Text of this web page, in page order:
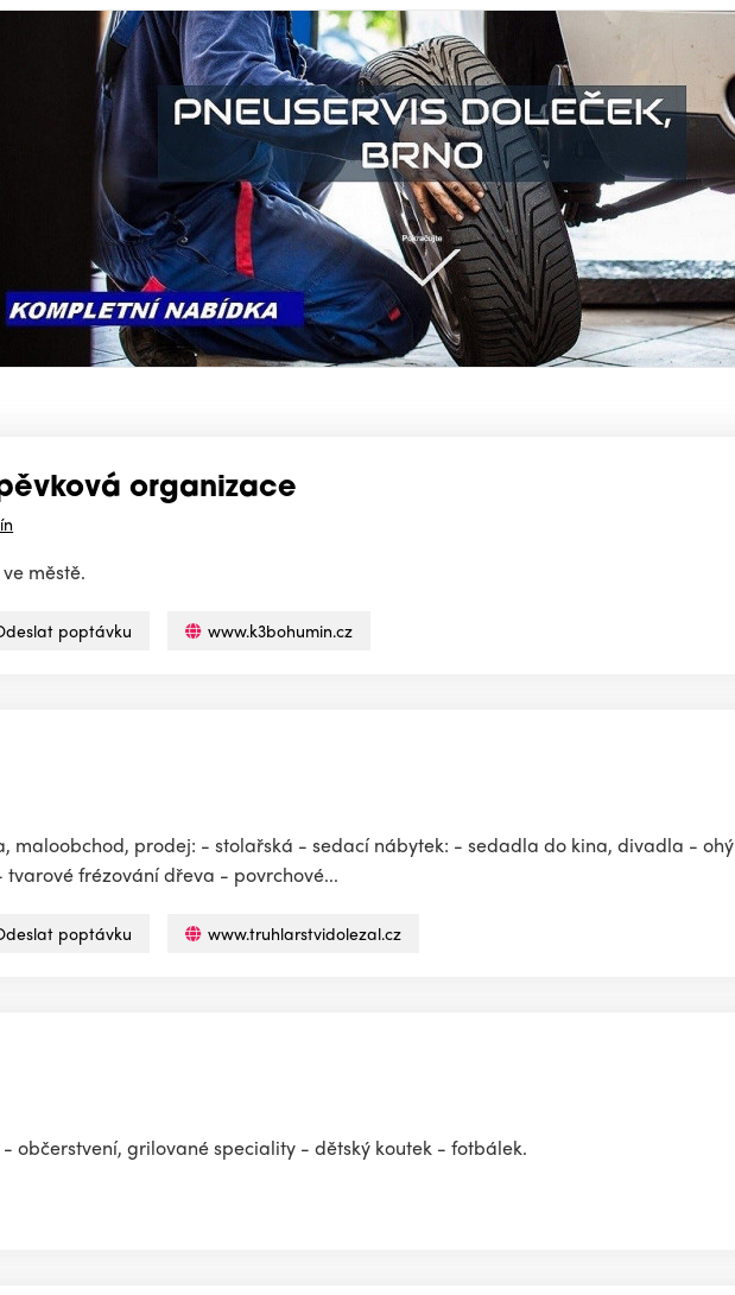
organizace
městě.
poptávku www.k3bohumin.cz
maloobchod, prodej: - stolařská - sedací nábytek: - sedadla do kina, divadla -
frézování dřeva - povrchové...
poptávku www.truhlarstvidolezal.cz
- občerstvení, grilované speciality - dětský koutek - fotbálek.